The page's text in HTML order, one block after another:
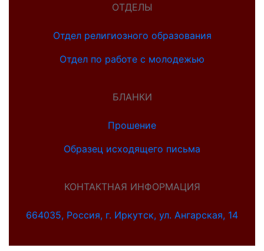
ОТДЕЛЫ
Отдел религиозного образования
Отдел по работе с молодежью
БЛАНКИ
Прошение
Образец исходящего письма
КОНТАКТНАЯ ИНФОРМАЦИЯ
664035, Россия, г. Иркутск, ул. Ангарская, 14